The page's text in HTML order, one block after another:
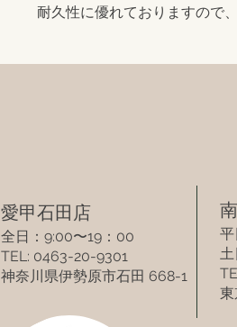
耐久性に優れておりますので
​愛甲石田店​
全日：9:00〜19：00
TEL: 0463-20-9301
​神奈川県伊勢原市​石田 668-1